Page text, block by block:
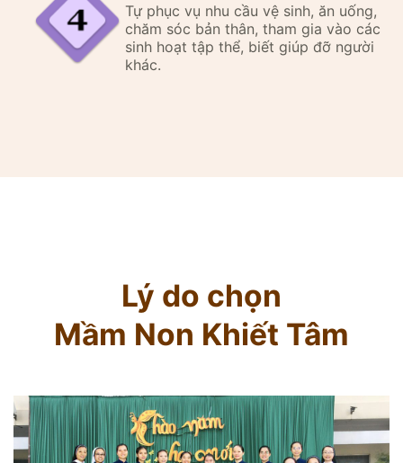
Tự phục vụ nhu cầu vệ sinh, ăn uống,
chăm sóc bản thân, tham gia vào các
sinh hoạt tập thể, biết giúp đỡ người
khác.
Lý do chọn
Mầm Non Khiết Tâm